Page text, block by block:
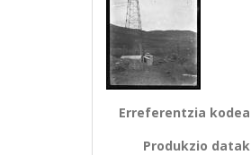
Erreferentzia kodea
Produkzio datak